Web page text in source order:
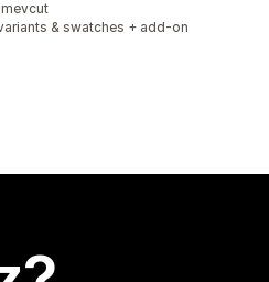
& swatches + add-on